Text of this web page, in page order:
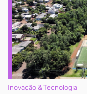
Inovação & Tecnologia